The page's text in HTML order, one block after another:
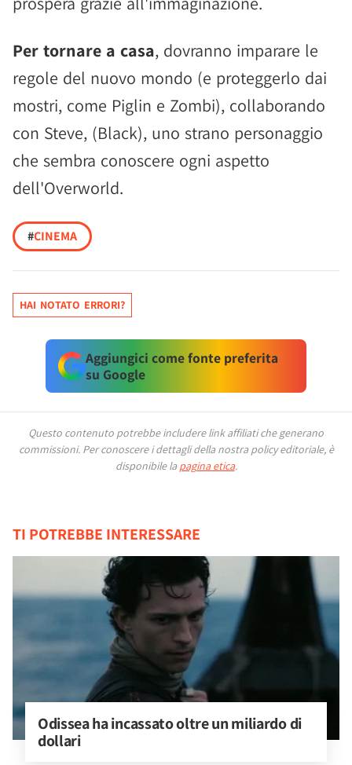
Per tornare a casa, dovranno imparare le
regole del nuovo mondo (e proteggerlo dai
mostri, come Piglin e Zombi), collaborando
con Steve, (Black), uno strano personaggio
che sembra conoscere ogni aspetto
dell'Overworld.
#CINEMA
HAI NOTATO ERRORI?
Aggiungici come fonte preferita
su Google
Questo contenuto potrebbe includere link affiliati che generano
commissioni. Per conoscere i dettagli della nostra policy editoriale, è
disponibile la pagina etica.
TI POTREBBE INTERESSARE
Odissea ha incassato oltre un miliardo di
dollari